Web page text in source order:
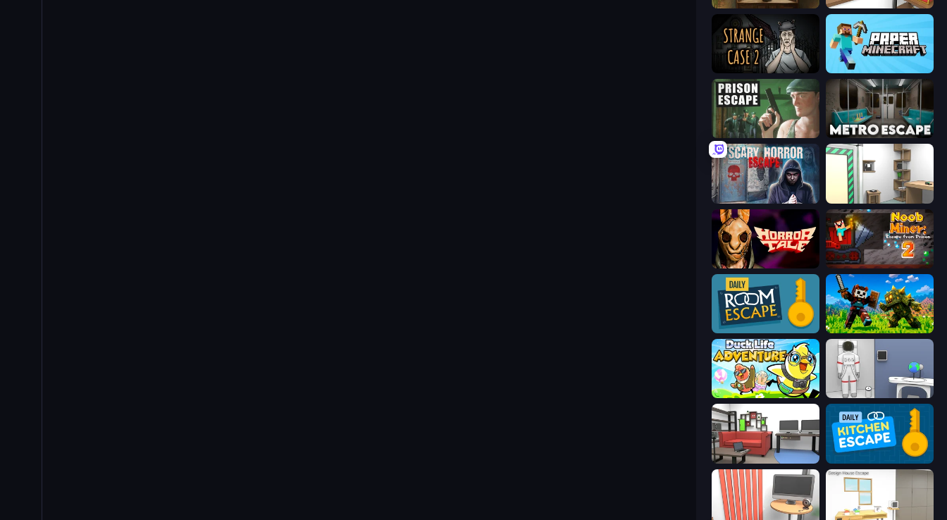
TRACE Game Cafe Escape
Escape Room: Strange Case 2 Paper Minecraft
Prison Escape Metro Escape
Scary Horror Escape Room Machine Room Escape
Horror Tale Noob Miner 2: Escape From Prison
Daily Room Escape CraftSlayer: Apocalypse
Duck Life: Adventure (Demo) Space Museum Escape
Video Studio Escape Daily Kitchen Escape